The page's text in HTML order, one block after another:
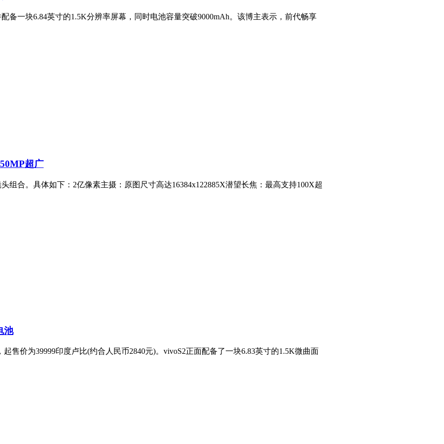
备一块6.84英寸的1.5K分辨率屏幕，同时电池容量突破9000mAh。该博主表示，前代畅享
超广
组合。具体如下：2亿像素主摄：原图尺寸高达16384x122885X潜望长焦：最高支持100X超
池
售价为39999印度卢比(约合人民币2840元)。vivoS2正面配备了一块6.83英寸的1.5K微曲面